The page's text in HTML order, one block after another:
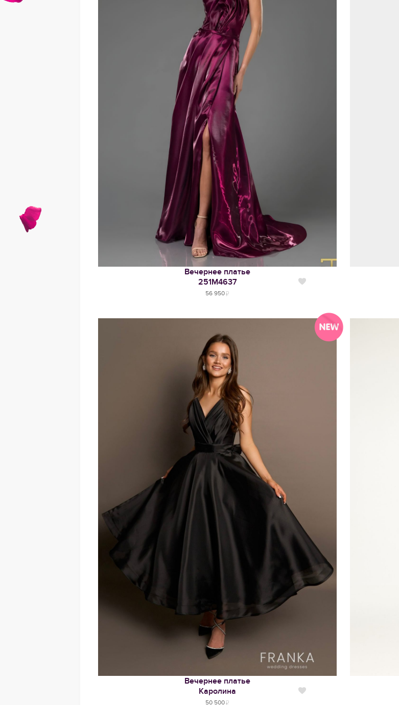
Вечернее платье
251М4637
56 950
Вечернее платье
Каролина
50 500